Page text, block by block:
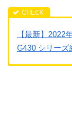
【最新】
G430 シリーズ